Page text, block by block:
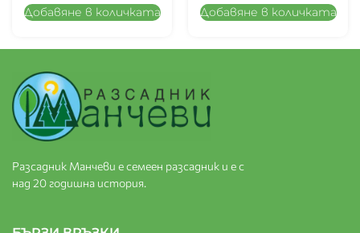
Добавяне в количката Добавяне в количката
Разсадник Манчеви е семеен разсадник и е с
над 20 годишна история.